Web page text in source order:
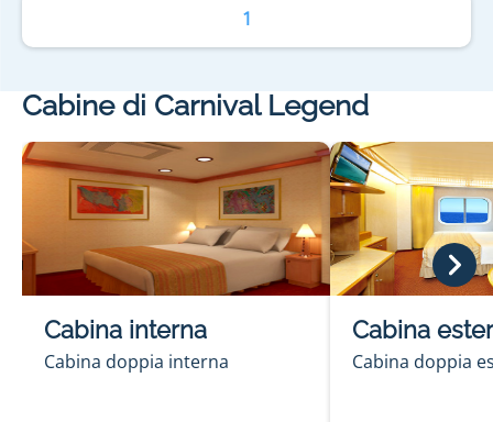
1
Cabine di Carnival Legend
Cabina interna
Cabina doppia interna
Cabina
Cabina doppia